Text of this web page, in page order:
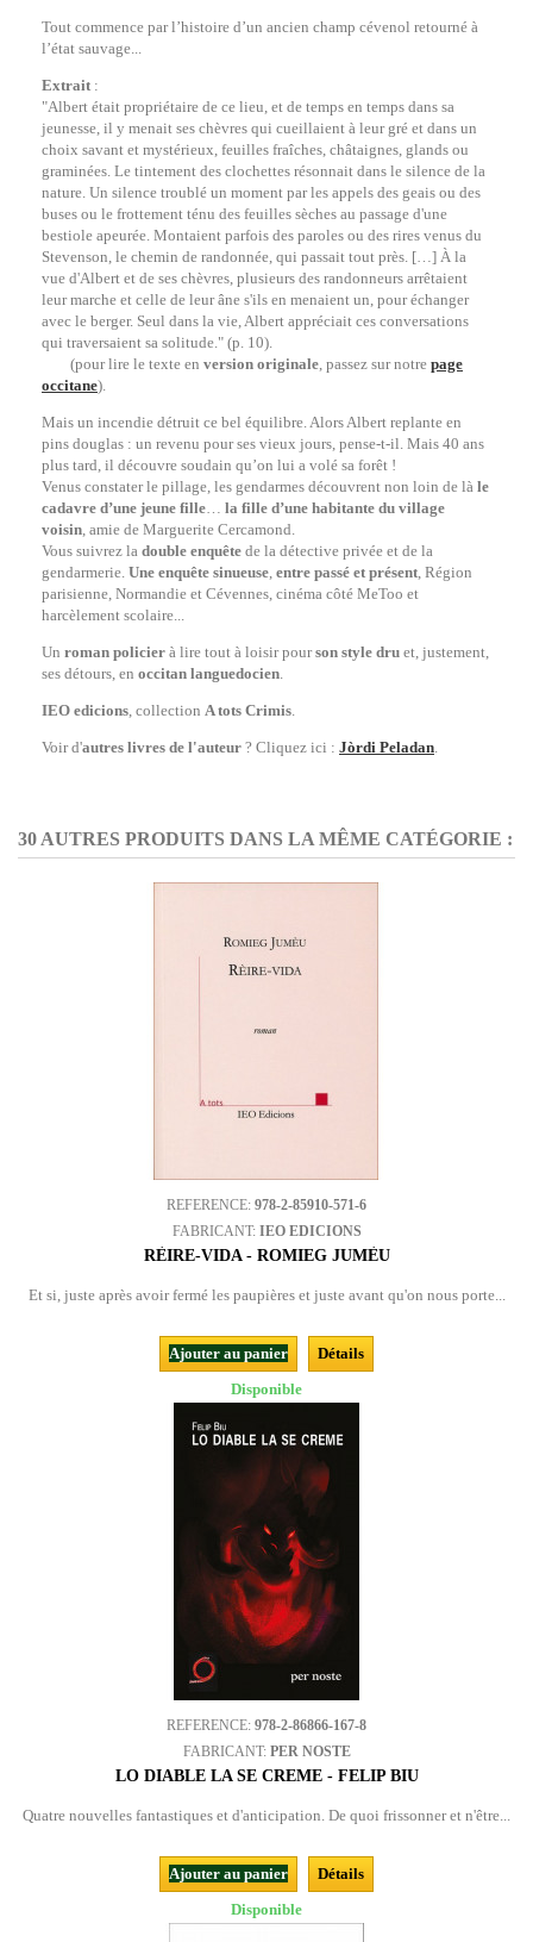
Tout commence par l’histoire d’un ancien champ cévenol retourné à
l’état sauvage...
Extrait :
"Albert était propriétaire de ce lieu, et de temps en temps dans sa
jeunesse, il y menait ses chèvres qui cueillaient à leur gré et dans un
choix savant et mystérieux, feuilles fraîches, châtaignes, glands ou
graminées. Le tintement des clochettes résonnait dans le silence de la
nature. Un silence troublé un moment par les appels des geais ou des
buses ou le frottement ténu des feuilles sèches au passage d'une
bestiole apeurée. Montaient parfois des paroles ou des rires venus du
Stevenson, le chemin de randonnée, qui passait tout près. […] À la
vue d'Albert et de ses chèvres, plusieurs des randonneurs arrêtaient
leur marche et celle de leur âne s'ils en menaient un, pour échanger
avec le berger. Seul dans la vie, Albert appréciait ces conversations
qui traversaient sa solitude." (p. 10).
(pour lire le texte en version originale, passez sur notre page
occitane).
Mais un incendie détruit ce bel équilibre. Alors Albert replante en
pins douglas : un revenu pour ses vieux jours, pense-t-il. Mais 40 ans
plus tard, il découvre soudain qu’on lui a volé sa forêt !
Venus constater le pillage, les gendarmes découvrent non loin de là le
cadavre d’une jeune fille… la fille d’une habitante du village
voisin, amie de Marguerite Cercamond.
Vous suivrez la double enquête de la détective privée et de la
gendarmerie. Une enquête sinueuse, entre passé et présent, Région
parisienne, Normandie et Cévennes, cinéma côté MeToo et
harcèlement scolaire...
Un roman policier à lire tout à loisir pourson style dru et, justement,
ses détours, en occitan languedocien.
IEO edicions, collection A tots Crimis.
Voir d'autres livres de l'auteur ? Cliquez ici : Jòrdi Peladan.
30 AUTRES PRODUITS DANS LA MÊME CATÉGORIE :
REFERENCE: 978-2-85910-571-6
FABRICANT: IEO EDICIONS
RÈIRE-VIDA - ROMIEG JUMÈU
Et si, juste après avoir fermé les paupières et juste avant qu'on nous porte...
Ajouter au panier
Détails
Disponible
REFERENCE: 978-2-86866-167-8
FABRICANT: PER NOSTE
LO DIABLE LA SE CREME - FELIP BIU
Quatre nouvelles fantastiques et d'anticipation. De quoi frissonner et n'être...
Ajouter au panier
Détails
Disponible